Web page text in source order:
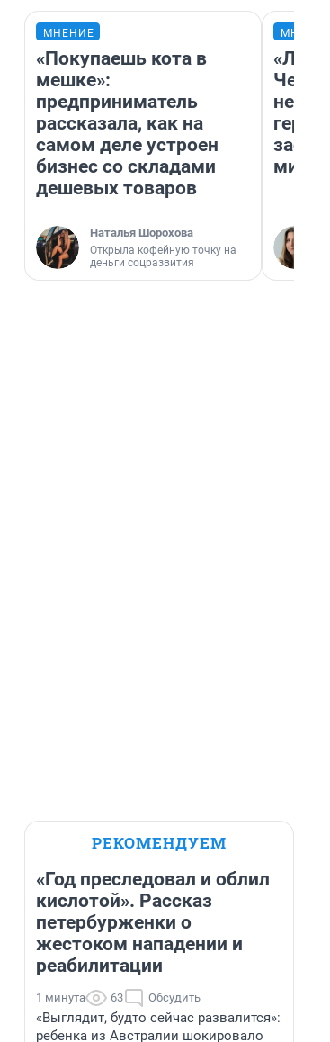
МНЕНИЕ
«Покупаешь кота в
мешке»:
предприниматель
рассказала, как на
самом деле устроен
бизнес со складами
дешевых товаров
Наталья Шорохова
Открыла кофейную точку на
деньги соцразвития
Чем
герои
РЕКОМЕНДУЕМ
«Год преследовал и облил
кислотой». Рассказ
петербурженки о
жестоком нападении и
реабилитации
1 минута 63 Обсудить
«Выглядит, будто сейчас развалится»:
ребенка из Австралии шокировало